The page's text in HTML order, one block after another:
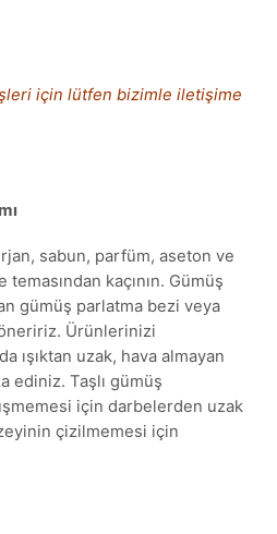
için lütfen bizimle iletişime
sabun, parfüm, aseton ve
kaçının. Gümüş
gümüş parlatma bezi veya
Ürünlerinizi
ışıktan uzak, hava almayan
ediniz. Taşlı gümüş
için darbelerden uzak
çizilmemesi için